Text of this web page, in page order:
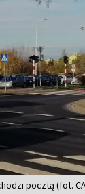
pocztą (fot.